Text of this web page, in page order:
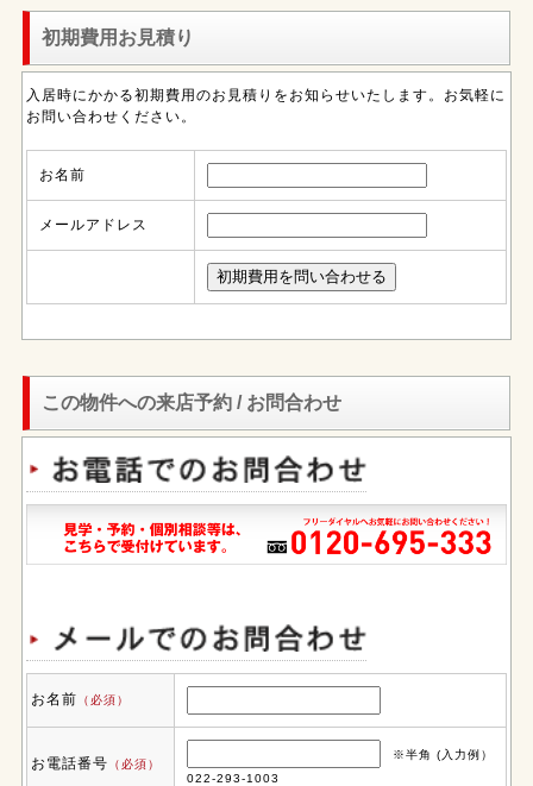
初期費用お見積り
入居時にかかる初期費用のお見積りをお知らせいたします。お気軽に
お問い合わせください。
お名前
メールアドレス
この物件への来店予約 / お問合わせ
お名前 （必須）
お電話番号 （必須）
※半角 (入力例）
022-293-1003